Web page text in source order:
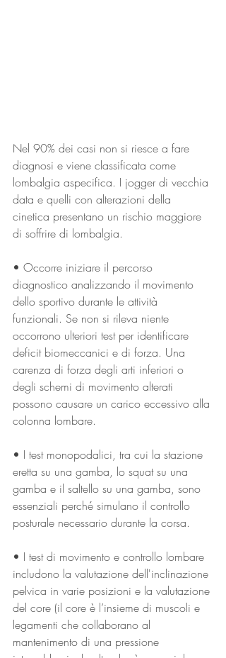
Nel 90% dei casi non si riesce a fare
diagnosi e viene classificata come
lombalgia aspecifica. I jogger di vecchia
data e quelli con alterazioni della
cinetica presentano un rischio maggiore
di soffrire di lombalgia.
• Occorre iniziare il percorso
diagnostico analizzando il movimento
dello sportivo durante le attività
funzionali. Se non si rileva niente
occorrono ulteriori test per identificare
deficit biomeccanici e di forza. Una
carenza di forza degli arti inferiori o
degli schemi di movimento alterati
possono causare un carico eccessivo alla
colonna lombare.
• I test monopodalici, tra cui la stazione
eretta su una gamba, lo squat su una
gamba e il saltello su una gamba, sono
essenziali perché simulano il controllo
posturale necessario durante la corsa.
• I test di movimento e controllo lombare
includono la valutazione dell'inclinazione
pelvica in varie posizioni e la valutazione
del core (il core è l’insieme di muscoli e
legamenti che collaborano al
mantenimento di una pressione